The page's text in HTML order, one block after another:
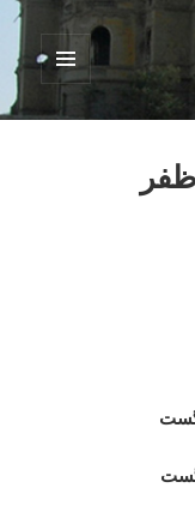
فهرست
ابزارک‌ها